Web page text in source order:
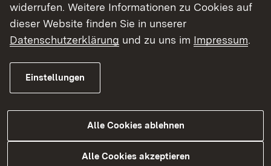
Themenübersicht
Themenübersicht
Erklärung zur Barrierefreiheit
widerrufen. Weitere Informationen zu Cookies auf
dieser Website finden Sie in unserer
Datenschutzerklärung und zu uns im Impressum.
Einstellungen
Alle Cookies ablehnen
Alle Cookies akzeptieren